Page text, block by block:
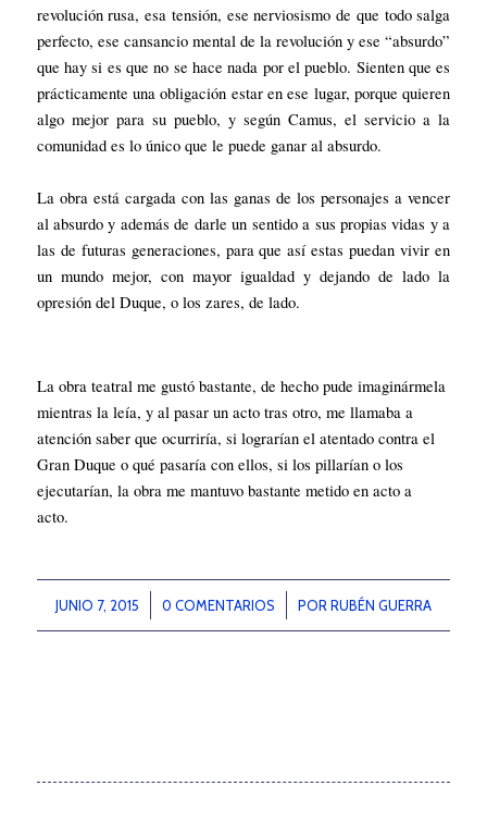
revolución rusa, esa tensión, ese nerviosismo de que todo salga
perfecto, ese cansancio mental de la revolución y ese “absurdo”
que hay si es que no se hace nada por el pueblo. Sienten que es
prácticamente una obligación estar en ese lugar, porque quieren
algo mejor para su pueblo, y según Camus, el servicio a la
comunidad es lo único que le puede ganar al absurdo.
La obra está cargada con las ganas de los personajes a vencer
al absurdo y además de darle un sentido a sus propias vidas y a
las de futuras generaciones, para que así estas puedan vivir en
un mundo mejor, con mayor igualdad y dejando de lado la
opresión del Duque, o los zares, de lado.
La obra teatral me gustó bastante, de hecho pude imaginármela
mientras la leía, y al pasar un acto tras otro, me llamaba a
atención saber que ocurriría, si lograrían el atentado contra el
Gran Duque o qué pasaría con ellos, si los pillarían o los
ejecutarían, la obra me mantuvo bastante metido en acto a
acto.
JUNIO 7, 2015
/ 0 COMENTARIOS
/ PORRUBÉN GUERRA